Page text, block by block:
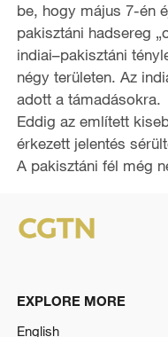
be, hogy május 7-én
pakisztáni hadsereg
indiai–pakisztáni
négy területen. Az
adott a támadásokra.
Eddig az említett
érkezett jelentés
A pakisztáni fél még
EXPLORE MORE
English